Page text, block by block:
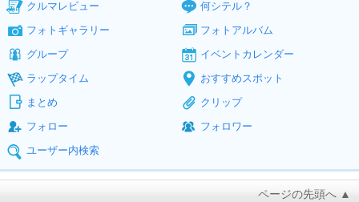
クルマレビュー
何シテル？
フォトギャラリー
フォトアルバム
グループ
イベントカレンダー
ラップタイム
おすすめスポット
まとめ
クリップ
フォロー
フォロワー
ユーザー内検索
ページの先頭へ ▲